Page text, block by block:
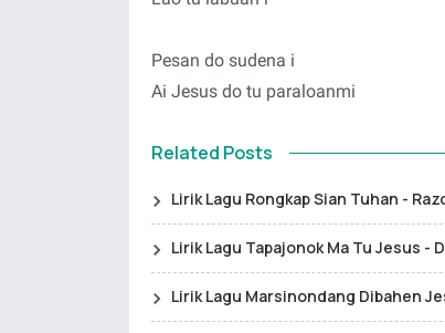
Pesan do sudena i
Ai Jesus do tu paraloanmi
Related Posts
Lirik Lagu Rongkap Sian Tuhan -
Lirik Lagu Tapajonok Ma Tu Jesus -
Lirik Lagu Marsinondang Dibahen